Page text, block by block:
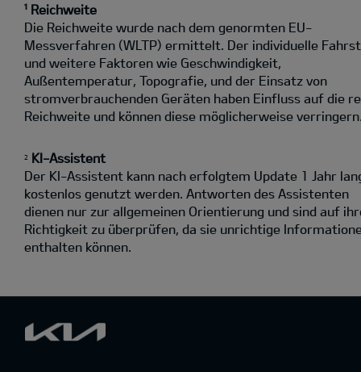
¹ Reichweite
Die Reichweite wurde nach dem genormten EU-
Messverfahren (WLTP) ermittelt. Der individuelle
und weitere Faktoren wie Geschwindigkeit,
Außentemperatur, Topografie‚ und der Einsatz von
stromverbrauchenden Geräten haben Einfluss auf die
Reichweite und können diese möglicherweise
2 KI-Assistent
Der KI-Assistent kann nach erfolgtem Update 1 Jahr
kostenlos genutzt werden. Antworten des Assistenten
dienen nur zur allgemeinen Orientierung und sind auf
Richtigkeit zu überprüfen, da sie unrichtige
enthalten können.